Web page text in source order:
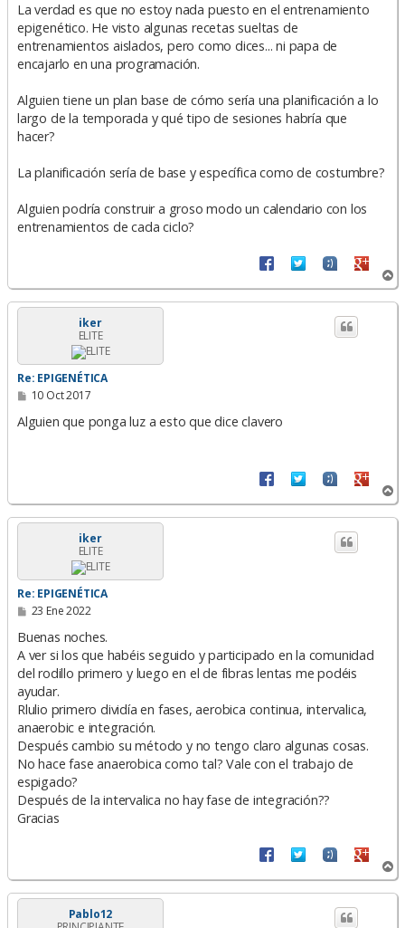
La verdad es que no estoy nada puesto en el entrenamiento
epigenético. He visto algunas recetas sueltas de
entrenamientos aislados, pero como dices... ni papa de
encajarlo en una programación.
Alguien tiene un plan base de cómo sería una planificación a lo
largo de la temporada y qué tipo de sesiones habría que
hacer?
La planificación sería de base y específica como de costumbre?
Alguien podría construir a groso modo un calendario con los
entrenamientos de cada ciclo?
r
r
iker
ELITE
Re: EPIGENÉTICA
M
n
s
10 Oct 2017
Alguien que ponga luz a esto que dice clavero
r
r
iker
ELITE
Re: EPIGENÉTICA
M
n
a
j
e
23 Ene 2022
Buenas noches.
A ver si los que habéis seguido y participado en la comunidad
del rodillo primero y luego en el de fibras lentas me podéis
ayudar.
Rlulio primero dividía en fases, aerobica continua, intervalica,
anaerobic e integración.
Después cambio su método y no tengo claro algunas cosas.
No hace fase anaerobica como tal? Vale con el trabajo de
espigado?
Después de la intervalica no hay fase de integración??
Gracias
r
r
Pablo12